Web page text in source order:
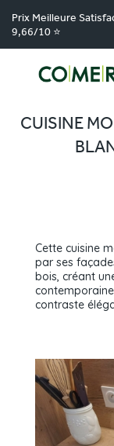
Prix Meilleure
9,66/10 ⭐
Comera Cuisines >
Réalisations > Cuisine
CUISINE
Cette cuisine
par ses
bois, créant
contraste